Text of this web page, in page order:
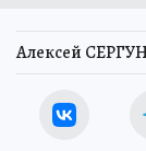
Алексей